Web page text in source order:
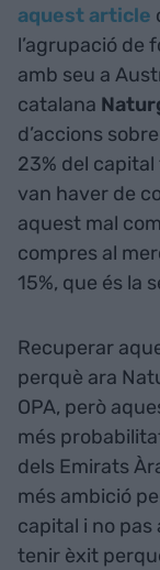
aquest article
l’agrupació de
amb seu a
catalana
d’accions
23% del capital
van haver de
aquest mal
compres al
15%, que és la
Recuperar
perquè ara
OPA, però
més
dels Emirats
més ambició
capital i no pas
tenir èxit